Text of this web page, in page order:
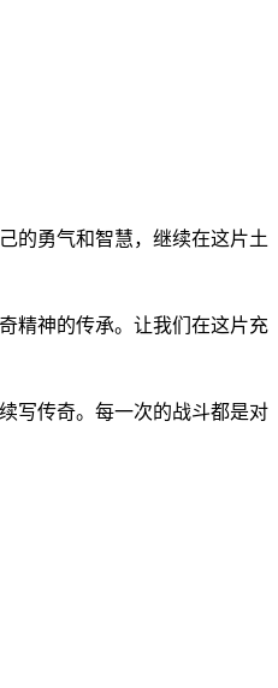
的勇气和智慧，继续在这片土
精神的传承。让我们在这片充
写传奇。每一次的战斗都是对